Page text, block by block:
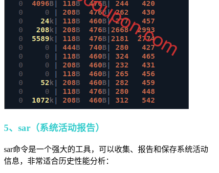
5、sar（系统活动报告）
sar命令是一个强大的工具，可以收集、报告和保存系统活动
信息，非常适合历史性能分析：